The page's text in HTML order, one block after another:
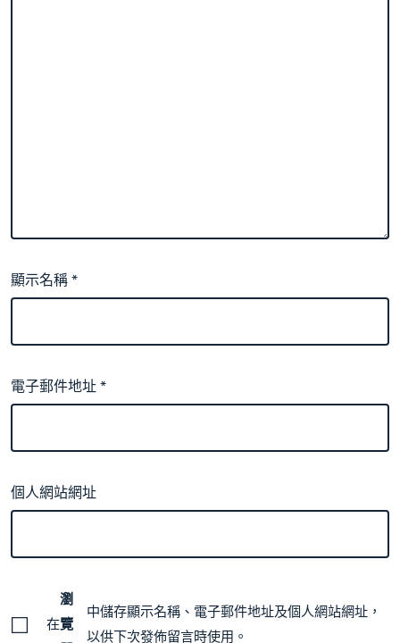
顯示名稱*
電子郵件地址*
個人網站網址
在
瀏
覽
中儲存顯示名稱、電子郵件地址及個人網站網址，
以供下次發佈留言時使用。